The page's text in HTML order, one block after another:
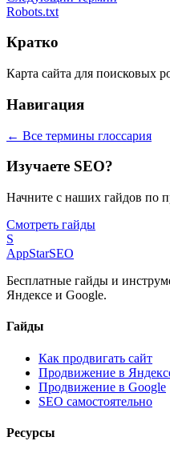
Robots.txt
Кратко
Карта сайта для поисковых
Навигация
← Все термины глоссария
Изучаете SEO?
Начните с наших гайдов по
Смотреть гайды
S
AppStarSEO
Бесплатные гайды и
Яндексе и Google.
Гайды
Как продвигать сайт
Продвижение в
Продвижение в Google
SEO самостоятельно
Ресурсы